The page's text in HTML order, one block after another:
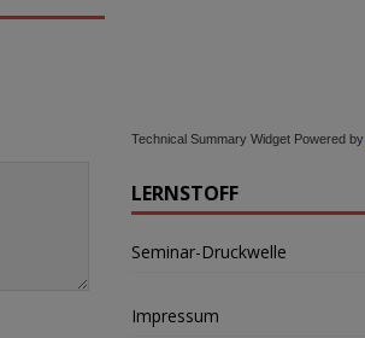
Technical Summary Widget Powered by
LERNSTOFF
Seminar-Druckwelle
Impressum